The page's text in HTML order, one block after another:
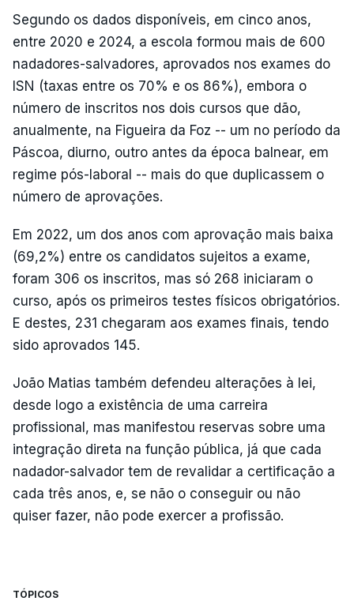
Segundo os dados disponíveis, em cinco anos,
entre 2020 e 2024, a escola formou mais de 600
nadadores-salvadores, aprovados nos exames do
ISN (taxas entre os 70% e os 86%), embora o
número de inscritos nos dois cursos que dão,
anualmente, na Figueira da Foz -- um no período da
Páscoa, diurno, outro antes da época balnear, em
regime pós-laboral -- mais do que duplicassem o
número de aprovações.
Em 2022, um dos anos com aprovação mais baixa
(69,2%) entre os candidatos sujeitos a exame,
foram 306 os inscritos, mas só 268 iniciaram o
curso, após os primeiros testes físicos obrigatórios.
E destes, 231 chegaram aos exames finais, tendo
sido aprovados 145.
João Matias também defendeu alterações à lei,
desde logo a existência de uma carreira
profissional, mas manifestou reservas sobre uma
integração direta na função pública, já que cada
nadador-salvador tem de revalidar a certificação a
cada três anos, e, se não o conseguir ou não
quiser fazer, não pode exercer a profissão.
TÓPICOS